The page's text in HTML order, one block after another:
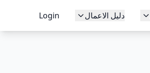
دليل الاعمال Login